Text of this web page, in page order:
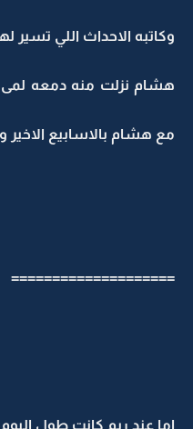
وكاتبه الاحداث اللي تسير
هشام نزلت منه دمعه
مع هشام بالاسابيع
====================
اما عند ريم كانت طول